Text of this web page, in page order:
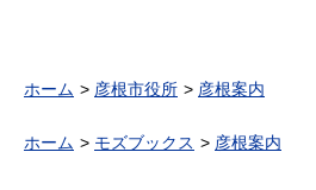
ホーム 彦根市役所 彦根案内
ホーム モズブックス 彦根案内